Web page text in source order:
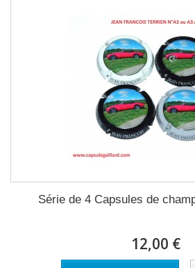
Série de 4 Capsules de
12,00 €